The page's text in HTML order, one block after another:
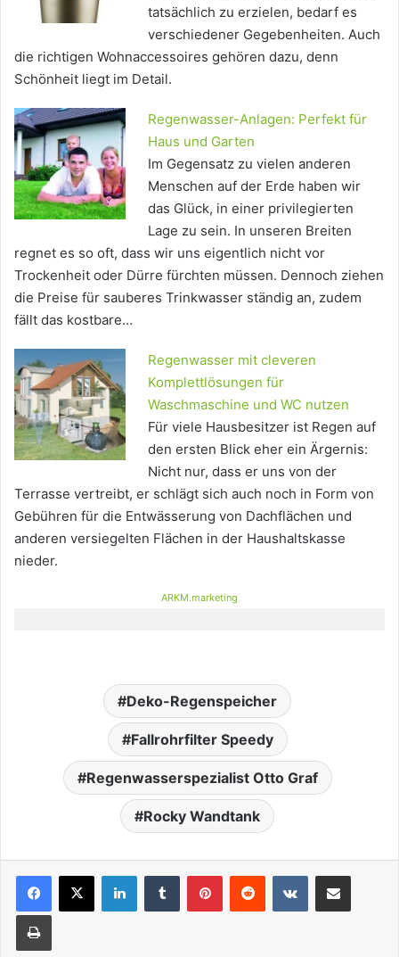
tatsächlich zu erzielen, bedarf es
verschiedener Gegebenheiten. Auch
die richtigen Wohnaccessoires gehören dazu, denn
Schönheit liegt im Detail.
Regenwasser-Anlagen: Perfekt für
Haus und Garten
Im Gegensatz zu vielen anderen
Menschen auf der Erde haben wir
das Glück, in einer privilegierten
Lage zu sein. In unseren Breiten
regnet es so oft, dass wir uns eigentlich nicht vor
Trockenheit oder Dürre fürchten müssen. Dennoch ziehen
die Preise für sauberes Trinkwasser ständig an, zudem
fällt das kostbare…
Regenwasser mit cleveren
Komplettlösungen für
Waschmaschine und WC nutzen
Für viele Hausbesitzer ist Regen auf
den ersten Blick eher ein Ärgernis:
Nicht nur, dass er uns von der
Terrasse vertreibt, er schlägt sich auch noch in Form von
Gebühren für die Entwässerung von Dachflächen und
anderen versiegelten Flächen in der Haushaltskasse
nieder.
ARKM.marketing
Deko-Regenspeicher
Fallrohrfilter Speedy
Regenwasserspezialist Otto Graf
Rocky Wandtank